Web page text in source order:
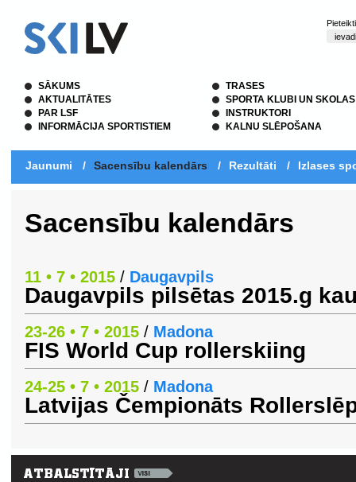
SĀKUMS
AKTUALITĀTES
PAR LSF
INFORMĀCIJA SPORTISTIEM
TRASES
SPORTA KLUBI UN SKOLAS
INSTRUKTORI
KALNU SLĒPOŠANA
Jaunumi / Sacensību kalendārs / Rezultāti / Izlases
Sacensību kalendārs
11 • 7 • 2015 / Daugavpils
Daugavpils pilsētas 2015.g
23-26 • 7 • 2015 / Madona
FIS World Cup rollerskiing
24-25 • 7 • 2015 / Madona
Latvijas Čempionāts